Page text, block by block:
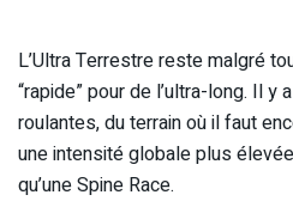
L’Ultra Terrestre reste malgré
“rapide” pour de l’ultra-long. Il
roulantes, du terrain où il faut
une intensité globale plus
qu’une Spine Race.